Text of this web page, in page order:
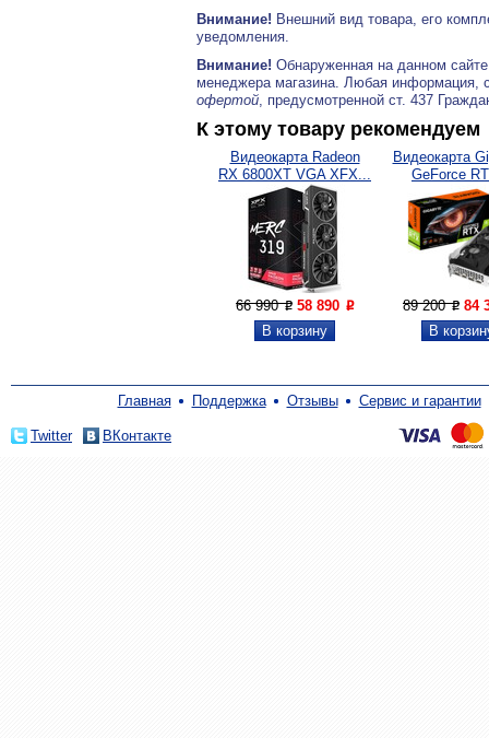
Внимание! Внешний вид товара, его
уведомления.
Внимание! Обнаруженная на данном
менеджера магазина. Любая информация,
офертой, предусмотренной ст. 437
К этому товару рекомендуем
Видеокарта Radeon
RX 6800XT VGA XFX...
66 990P 58 890 P
Видеокарта
GeForce
89 200P 84
Главная Поддержка Отзывы Сервис и гарантии
Twitter ВКонтакте